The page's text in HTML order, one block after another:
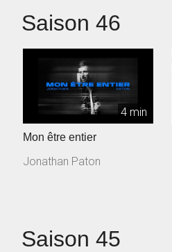
Saison 46
4 min
Mon être entier
Jonathan Paton
Saison 45